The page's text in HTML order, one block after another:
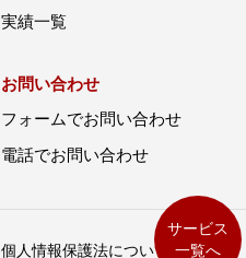
実績一覧
お問い合わせ
フォームでお問い合わせ
電話でお問い合わせ
個人情報保護法について
サービス
一覧へ